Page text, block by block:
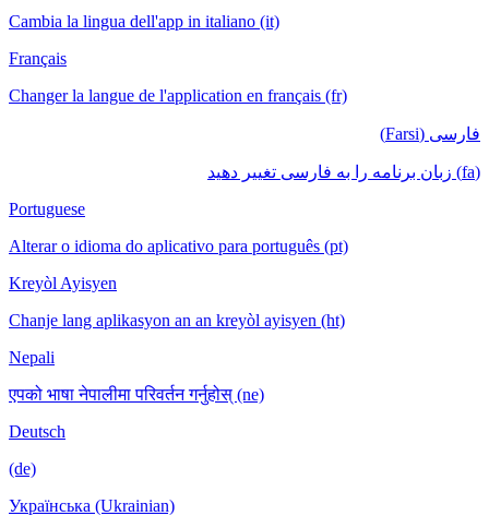
Cambia la lingua dell'app in italiano (it)
Français
Changer la langue de l'application en français (fr)
فارسی (Farsi)
(fa) زبان برنامه را به فارسی تغییر دهید
Portuguese
Alterar o idioma do aplicativo para português (pt)
Kreyòl Ayisyen
Chanje lang aplikasyon an an kreyòl ayisyen (ht)
Nepali
एपको भाषा नेपालीमा परिवर्तन गर्नुहोस् (ne)
Deutsch
(de)
Українська (Ukrainian)